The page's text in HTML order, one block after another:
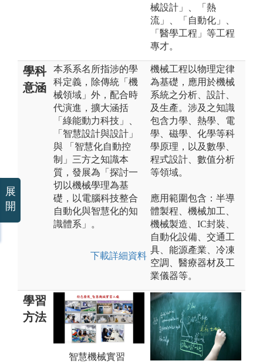
械設計」、「熱
流」、「自動化」、
「醫學工程」等工程
專才。
學科
意涵
本系系名所指涉的學
科定義，除傳統「機
械領域」外，配合時
代演進，擴大涵括
「綠能動力科技」、
「智慧設計與設計」
與 「智慧化自動控
制」三方之知識本
質，發展為「探討一
切以機械學理為基
礎，以電腦科技整合
自動化與智慧化的知
識體系」。
下載詳細資料
機械工程以物理定律
為基礎，應用於機械
系統之分析、設計、
及生產。涉及之知識
包含力學、熱學、電
學、磁學、化學等科
學原理，以及數學、
程式設計、數值分析
等領域。
應用範圍包含：半導
體製程、機械加工、
機械製造、IC封裝、
自動化設備、交通工
具、能源產業、冷凍
空調、醫療器材及工
業儀器等。
學習
方法
智慧機械實習
展
開